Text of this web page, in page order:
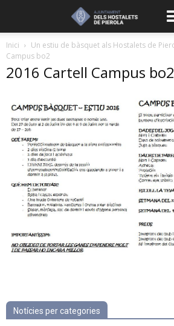
Inici Un estiu de bàsquet als Hostalets de
Campus bo2
2016 Cartell Campus bo2
Notícies per categories